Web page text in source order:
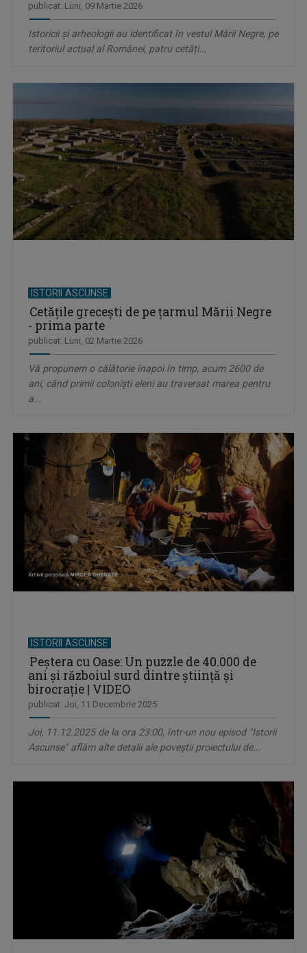
publicat: Luni, 09 Martie 2026
Istoricii și arheologii au identificat în vestul Mării Negre, pe
teritoriul actual al Românei, patru cetăți...
ISTORII ASCUNSE
Cetăţile greceşti de pe ţarmul Mării Negre
- prima parte
publicat: Luni, 02 Martie 2026
Vă propunem o călătorie înapoi în timp, acum 2600 de
ani, când primii coloniști eleni au traversat marea pentru
a...
ISTORII ASCUNSE
Peștera cu Oase: Un puzzle de 40.000 de
ani și războiul surd dintre știință și
birocrație | VIDEO
publicat: Joi, 11 Decembrie 2025
Joi, 11.12.2025 de la ora 23:00, într-un nou episod "Istorii
Ascunse" aflăm alte detalii ale poveștii proiectului de...